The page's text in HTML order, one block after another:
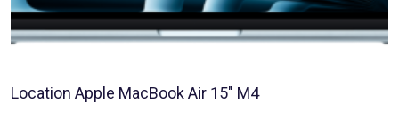
Location Apple MacBook Air 15″ M4